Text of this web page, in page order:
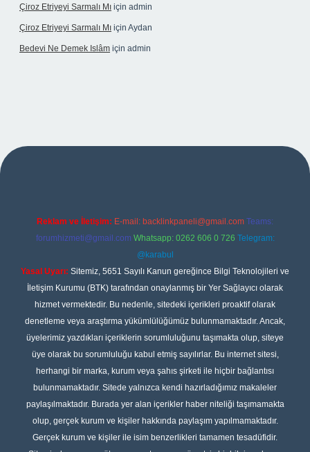
Çiroz Etriyeyi Sarmalı Mı için admin
Çiroz Etriyeyi Sarmalı Mı için Aydan
Bedevi Ne Demek Islâm için admin
Reklam ve İletişim: E-mail: backlinkpaneli@gmail.com Teams:
forumhizmeti@gmail.com Whatsapp: 0262 606 0 726 Telegram:
@karabul
Yasal Uyarı: Sitemiz, 5651 Sayılı Kanun gereğince Bilgi Teknolojileri ve
İletişim Kurumu (BTK) tarafından onaylanmış bir Yer Sağlayıcı olarak
hizmet vermektedir. Bu nedenle, sitedeki içerikleri proaktif olarak
denetleme veya araştırma yükümlülüğümüz bulunmamaktadır. Ancak,
üyelerimiz yazdıkları içeriklerin sorumluluğunu taşımakta olup, siteye
üye olarak bu sorumluluğu kabul etmiş sayılırlar. Bu internet sitesi,
herhangi bir marka, kurum veya şahıs şirketi ile hiçbir bağlantısı
bulunmamaktadır. Sitede yalnızca kendi hazırladığımız makaleler
paylaşılmaktadır. Burada yer alan içerikler haber niteliği taşımamakta
olup, gerçek kurum ve kişiler hakkında paylaşım yapılmamaktadır.
Gerçek kurum ve kişiler ile isim benzerlikleri tamamen tesadüfidir.